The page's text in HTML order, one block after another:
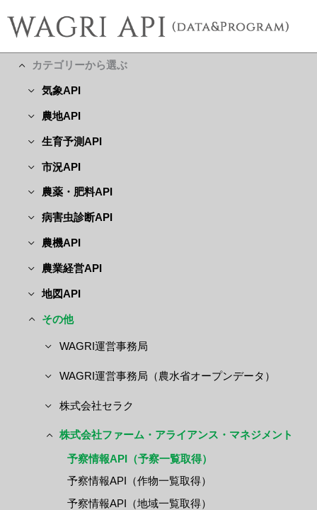
カテゴリーから選ぶ
気象API
農地API
生育予測API
市況API
農薬・肥料API
病害虫診断API
農機API
農業経営API
地図API
その他
WAGRI運営事務局
WAGRI運営事務局（農水省オープンデータ）
株式会社セラク
株式会社ファーム・アライアンス・マネジメント
予察情報API（予察一覧取得）
予察情報API（作物一覧取得）
予察情報API（地域一覧取得）